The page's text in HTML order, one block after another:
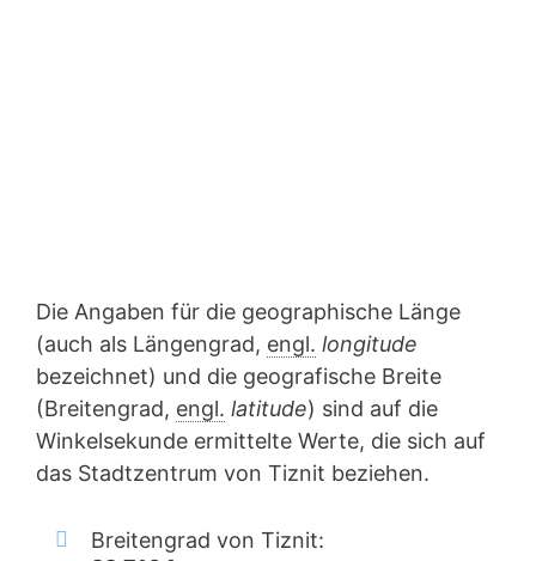
Die Angaben für die geographische Länge
(auch als Längengrad, engl. longitude
bezeichnet) und die geografische Breite
(Breitengrad, engl. latitude) sind auf die
Winkelsekunde ermittelte Werte, die sich auf
das Stadtzentrum von Tiznit beziehen.
Breitengrad von Tiznit: